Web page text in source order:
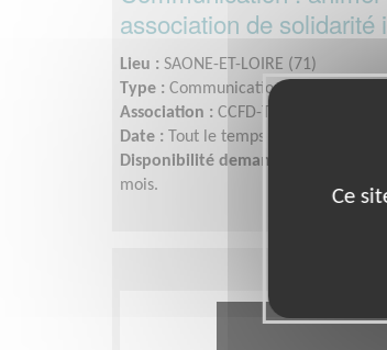
association de solidarité
Lieu : SAONE-ET-LOIRE (71)
Type : Communication, Graphisme
Association : CCFD-Terre Solidaire
Date :
Tout le temps
Disponibilité demandée :
mois.
Ce